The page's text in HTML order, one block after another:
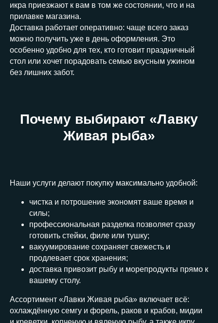
икра приезжают к вам в том же состоянии, что и на
прилавке магазина.
Доставка работает оперативно: чаще всего заказ
можно получить уже в день оформления. Это
особенно удобно для тех, кто готовит праздничный
стол или хочет порадовать семью вкусным ужином
без лишних забот.
Почему выбирают «Лавку
Живая рыба»
Наши услуги делают покупку максимально удобной:
чистка и потрошение экономят ваше время и
силы;
профессиональная разделка позволяет сразу
готовить стейки, филе или тушку;
вакуумирование сохраняет свежесть и
продлевает срок хранения;
доставка привозит рыбу и морепродукты прямо к
вашему столу.
Ассортимент «Лавки Живая рыба» включает всё:
охлаждённую семгу и форель, раков и крабов, мидии